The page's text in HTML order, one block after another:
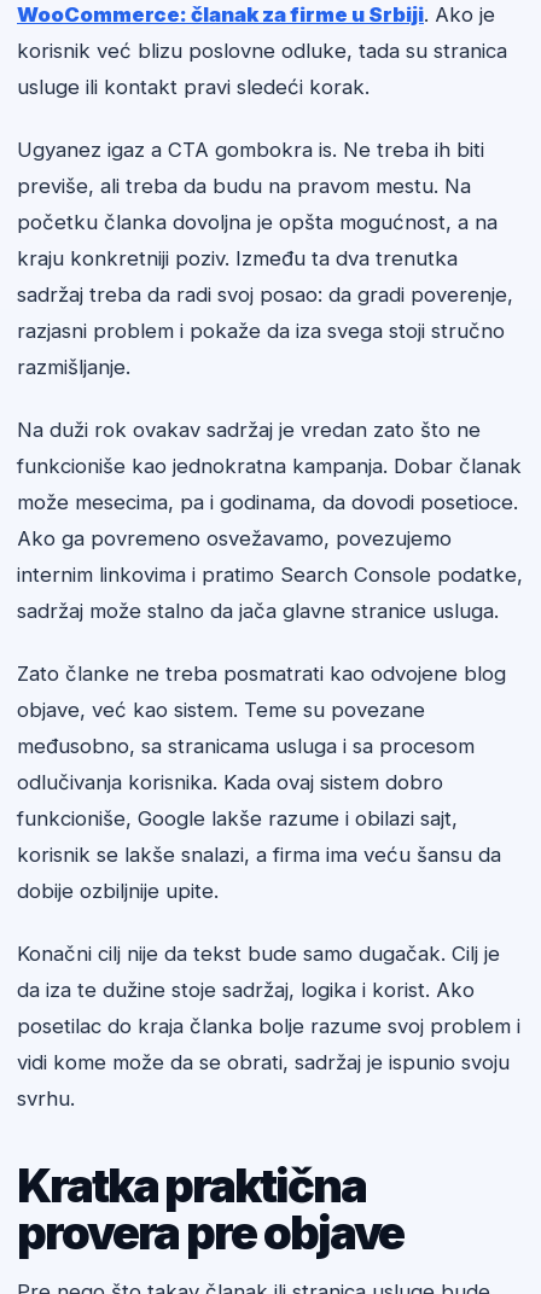
WooCommerce: članak za firme u Srbiji. Ako je
korisnik već blizu poslovne odluke, tada su stranica
usluge ili kontakt pravi sledeći korak.
Ugyanez igaz a CTA gombokra is. Ne treba ih biti
previše, ali treba da budu na pravom mestu. Na
početku članka dovoljna je opšta mogućnost, a na
kraju konkretniji poziv. Između ta dva trenutka
sadržaj treba da radi svoj posao: da gradi poverenje,
razjasni problem i pokaže da iza svega stoji stručno
razmišljanje.
Na duži rok ovakav sadržaj je vredan zato što ne
funkcioniše kao jednokratna kampanja. Dobar članak
može mesecima, pa i godinama, da dovodi posetioce.
Ako ga povremeno osvežavamo, povezujemo
internim linkovima i pratimo Search Console podatke,
sadržaj može stalno da jača glavne stranice usluga.
Zato članke ne treba posmatrati kao odvojene blog
objave, već kao sistem. Teme su povezane
međusobno, sa stranicama usluga i sa procesom
odlučivanja korisnika. Kada ovaj sistem dobro
funkcioniše, Google lakše razume i obilazi sajt,
korisnik se lakše snalazi, a firma ima veću šansu da
dobije ozbiljnije upite.
Konačni cilj nije da tekst bude samo dugačak. Cilj je
da iza te dužine stoje sadržaj, logika i korist. Ako
posetilac do kraja članka bolje razume svoj problem i
vidi kome može da se obrati, sadržaj je ispunio svoju
svrhu.
Kratka praktična
provera pre objave